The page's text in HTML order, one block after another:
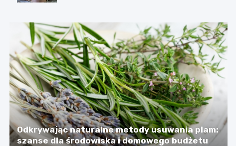
Odkrywając naturalne metody usuwania plam:
szanse dla środowiska i domowego budżetu